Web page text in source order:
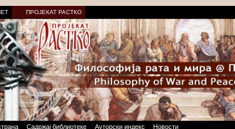
ПРОЈЕКАТ РАСТКО
Садржај библиотеке Ауторски индекс Новости